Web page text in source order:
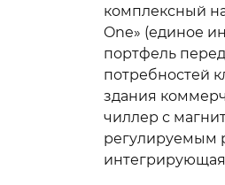
комплексный
One» (единое
портфель
потребностей
здания
чиллер с
регулируемым